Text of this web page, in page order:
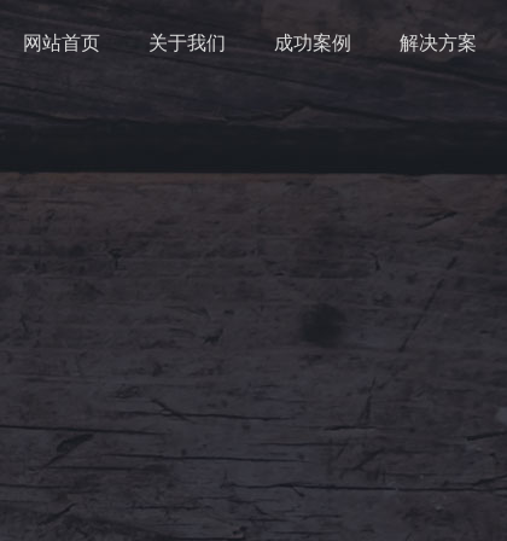
网站首页 关于我们 成功案例 解决方案